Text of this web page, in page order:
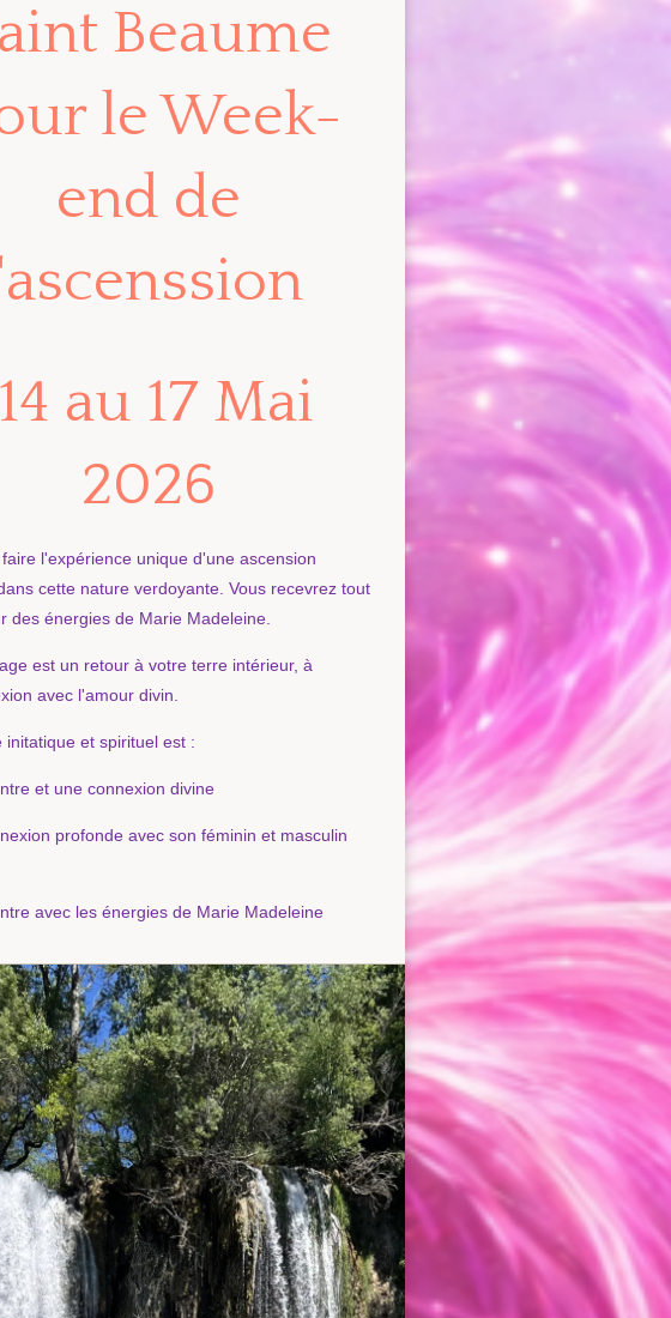
Beaume
le Week-
end de
14 au 17 Mai
2026
l'expérience unique d'une ascension
cette nature verdoyante. Vous recevrez tout
des énergies de Marie Madeleine.
est un retour à votre terre intérieur, à
avec l'amour divin.
initatique et spirituel est :
et une connexion divine
profonde avec son féminin et masculin
avec les énergies de Marie Madeleine